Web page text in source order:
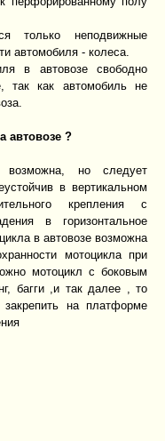
неподвижные
автомобиля - колеса.
в автовозе свободно
так как автомобиль не
автовозе ?
возможна, но следует
в вертикальном
крепления с
в горизонтальное
в автовозе возможна
мотоцикла при
мотоцикл с боковым
багги ,и так далее , то
на платформе